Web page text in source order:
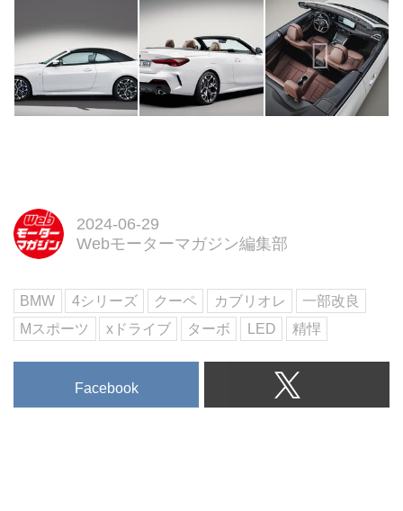
2024-06-29
Webモーターマガジン編集部
BMW 4シリーズ クーペ カブリオレ
一部改良
Mスポーツ
xドライブ ターボ LED 精悍
Facebook